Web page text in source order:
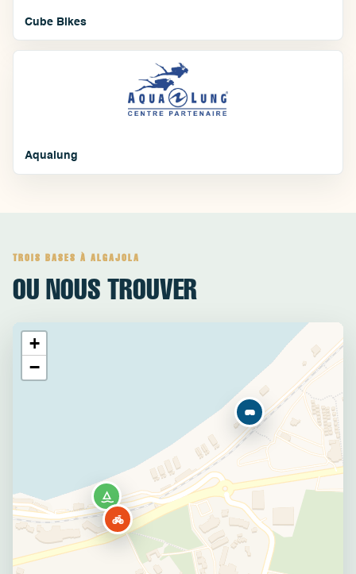
Cube Bikes
Aqualung
TROIS BASES À ALGAJOLA
OU NOUS TROUVER
+
−